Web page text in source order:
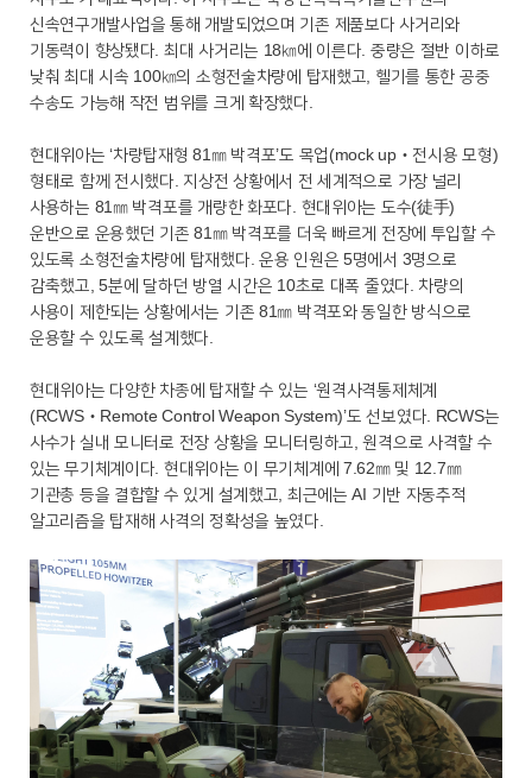
신속연구개발사업을 통해 개발되었으며 기존 제품보다 사거리와
기동력이 향상됐다. 최대 사거리는 18㎞에 이른다. 중량은 절반 이하로
낮춰 최대 시속 100㎞의 소형전술차량에 탑재했고, 헬기를 통한 공중
수송도 가능해 작전 범위를 크게 확장했다.
현대위아는 ‘차량탑재형 81㎜ 박격포’도 목업(mock up‧전시용 모형)
형태로 함께 전시했다. 지상전 상황에서 전 세계적으로 가장 널리
사용하는 81㎜ 박격포를 개량한 화포다. 현대위아는 도수(徒手)
운반으로 운용했던 기존 81㎜ 박격포를 더욱 빠르게 전장에 투입할 수
있도록 소형전술차량에 탑재했다. 운용 인원은 5명에서 3명으로
감축했고, 5분에 달하던 방열 시간은 10초로 대폭 줄였다. 차량의
사용이 제한되는 상황에서는 기존 81㎜ 박격포와 동일한 방식으로
운용할 수 있도록 설계했다.
현대위아는 다양한 차종에 탑재할 수 있는 ‘원격사격통제체계
(RCWS‧Remote Control Weapon System)’도 선보였다. RCWS는
사수가 실내 모니터로 전장 상황을 모니터링하고, 원격으로 사격할 수
있는 무기체계이다. 현대위아는 이 무기체계에 7.62㎜ 및 12.7㎜
기관총 등을 결합할 수 있게 설계했고, 최근에는 AI 기반 자동추적
알고리즘을 탑재해 사격의 정확성을 높였다.